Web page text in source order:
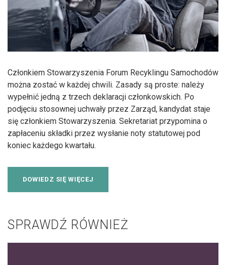
Członkiem Stowarzyszenia Forum Recyklingu Samochodów
można zostać w każdej chwili. Zasady są proste: należy
wypełnić jedną z trzech deklaracji członkowskich. Po
podjęciu stosownej uchwały przez Zarząd, kandydat staje
się członkiem Stowarzyszenia. Sekretariat przypomina o
zapłaceniu składki przez wysłanie noty statutowej pod
koniec każdego kwartału.
DOWIEDZ SIĘ WIĘCEJ
SPRAWDŹ RÓWNIEŻ